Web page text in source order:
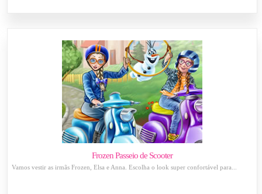
Frozen Passeio de Scooter
Vamos vestir as irmãs Frozen, Elsa e Anna. Escolha o look super confortável para...